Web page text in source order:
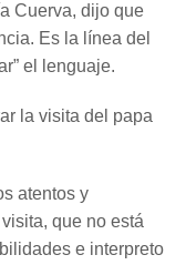
Cuerva, dijo que
Es la línea del
el lenguaje.
la visita del papa
atentos y
que no está
e interpreto